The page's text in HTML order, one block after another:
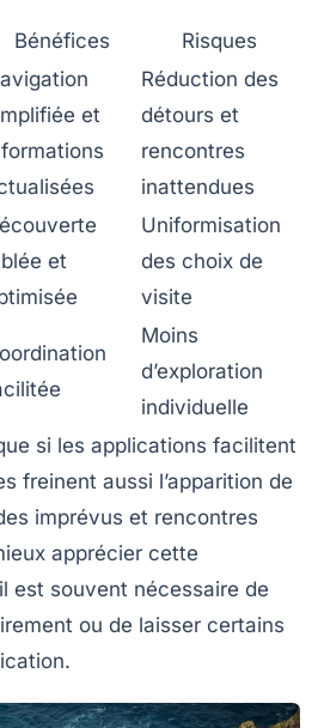
Bénéfices
Risques
et
Réduction des
détours et
rencontres
inattendues
et
Uniformisation
des choix de
visite
Moins
d’exploration
individuelle
si les applications facilitent
freinent aussi l’apparition de
imprévus et rencontres
apprécier cette
est souvent nécessaire de
ou de laisser certains